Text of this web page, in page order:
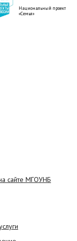
Национальный проект
«Семья»
сайте МГОУНБ